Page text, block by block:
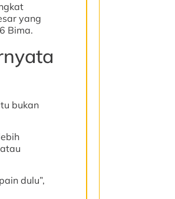
yang
Bima.
bukan
dulu”,